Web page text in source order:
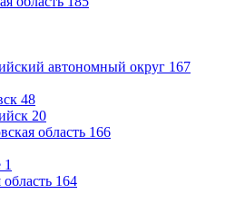
автономный округ 167
48
20
область 166
1
164